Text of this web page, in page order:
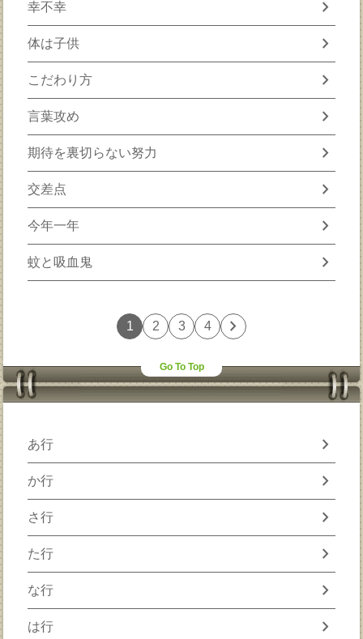
幸不幸 chevron_right
体は子供 chevron_right
こだわり方 chevron_right
言葉攻め chevron_right
期待を裏切らない努力 chevron_right
交差点 chevron_right
今年一年 chevron_right
蚊と吸血鬼 chevron_right
1 2 3 4 chevron_right
Go To Top
あ行 chevron_right
か行 chevron_right
さ行 chevron_right
た行 chevron_right
な行 chevron_right
は行 chevron_right